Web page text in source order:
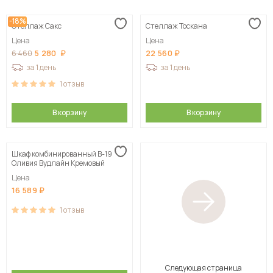
-18%
Стеллаж Сакс
Цена
6 460 5 280
за 1 день
1отзыв
В корзину
Стеллаж Тоскана
Цена
22 560
за 1 день
В корзину
Шкаф комбинированный В-19
Оливия Вудлайн Кремовый
Цена
16 589
1отзыв
Следующая страница